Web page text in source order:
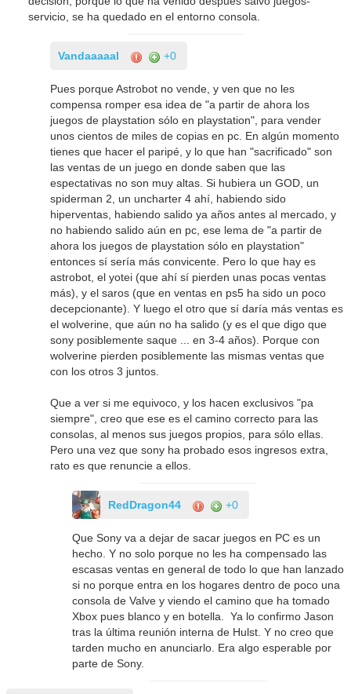
servicio, se ha quedado en el entorno consola.
Vandaaaaal +0
Pues porque Astrobot no vende, y ven que no les
compensa romper esa idea de "a partir de ahora los
juegos de playstation sólo en playstation", para vender
unos cientos de miles de copias en pc. En algún momento
tienes que hacer el paripé, y lo que han "sacrificado" son
las ventas de un juego en donde saben que las
espectativas no son muy altas. Si hubiera un GOD, un
spiderman 2, un uncharter 4 ahí, habiendo sido
hiperventas, habiendo salido ya años antes al mercado, y
no habiendo salido aún en pc, ese lema de "a partir de
ahora los juegos de playstation sólo en playstation"
entonces sí sería más convicente. Pero lo que hay es
astrobot, el yotei (que ahí sí pierden unas pocas ventas
más), y el saros (que en ventas en ps5 ha sido un poco
decepcionante). Y luego el otro que sí daría más ventas es
el wolverine, que aún no ha salido (y es el que digo que
sony posiblemente saque ... en 3-4 años). Porque con
wolverine pierden posiblemente las mismas ventas que
con los otros 3 juntos.
Que a ver si me equivoco, y los hacen exclusivos "pa
siempre", creo que ese es el camino correcto para las
consolas, al menos sus juegos propios, para sólo ellas.
Pero una vez que sony ha probado esos ingresos extra,
rato es que renuncie a ellos.
RedDragon44 +0
Que Sony va a dejar de sacar juegos en PC es un
hecho. Y no solo porque no les ha compensado las
escasas ventas en general de todo lo que han lanzado
si no porque entra en los hogares dentro de poco una
consola de Valve y viendo el camino que ha tomado
Xbox pues blanco y en botella. Ya lo confirmo Jason
tras la última reunión interna de Hulst. Y no creo que
tarden mucho en anunciarlo. Era algo esperable por
parte de Sony.